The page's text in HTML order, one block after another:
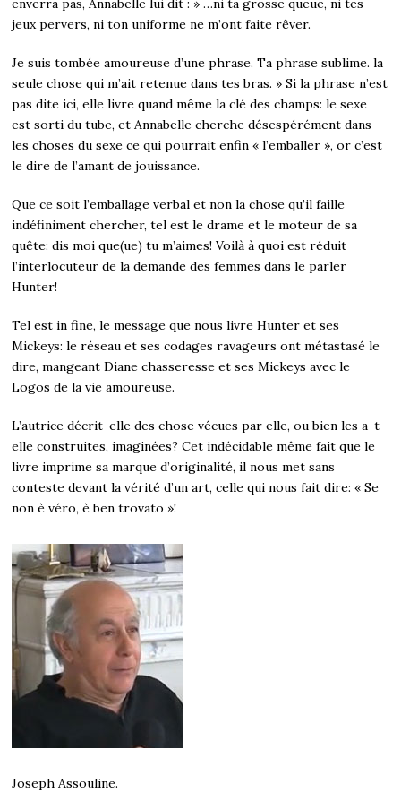
jeux pervers, ni ton uniforme ne m’ont faite rêver.
Je suis tombée amoureuse d’une phrase. Ta phrase sublime. la
seule chose qui m’ait retenue dans tes bras. » Si la phrase n’est
pas dite ici, elle livre quand même la clé des champs: le sexe
est sorti du tube, et Annabelle cherche désespérément dans
les choses du sexe ce qui pourrait enfin « l’emballer », or c’est
le dire de l’amant de jouissance.
Que ce soit l’emballage verbal et non la chose qu’il faille
indéfiniment chercher, tel est le drame et le moteur de sa
quête: dis moi que(ue) tu m’aimes! Voilà à quoi est réduit
l’interlocuteur de la demande des femmes dans le parler
Hunter!
Tel est in fine, le message que nous livre Hunter et ses
Mickeys: le réseau et ses codages ravageurs ont métastasé le
dire, mangeant Diane chasseresse et ses Mickeys avec le
Logos de la vie amoureuse.
L’autrice décrit-elle des chose vécues par elle, ou bien les a-t-
elle construites, imaginées? Cet indécidable même fait que le
livre imprime sa marque d’originalité, il nous met sans
conteste devant la vérité d’un art, celle qui nous fait dire: « Se
non è véro, è ben trovato »!
Joseph Assouline.